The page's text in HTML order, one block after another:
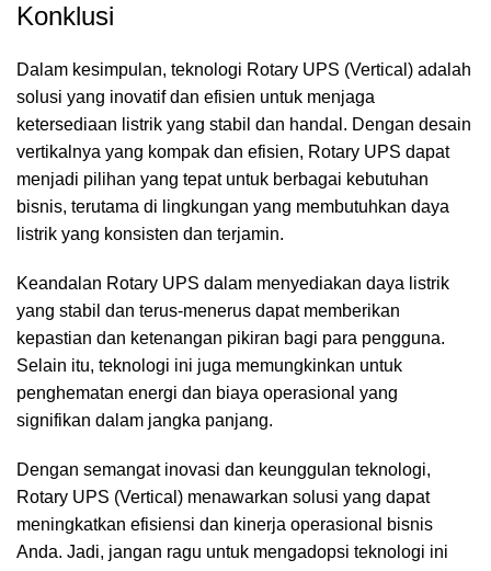
Konklusi
Dalam kesimpulan, teknologi Rotary UPS (Vertical) adalah
solusi yang inovatif dan efisien untuk menjaga
ketersediaan listrik yang stabil dan handal. Dengan desain
vertikalnya yang kompak dan efisien, Rotary UPS dapat
menjadi pilihan yang tepat untuk berbagai kebutuhan
bisnis, terutama di lingkungan yang membutuhkan daya
listrik yang konsisten dan terjamin.
Keandalan Rotary UPS dalam menyediakan daya listrik
yang stabil dan terus-menerus dapat memberikan
kepastian dan ketenangan pikiran bagi para pengguna.
Selain itu, teknologi ini juga memungkinkan untuk
penghematan energi dan biaya operasional yang
signifikan dalam jangka panjang.
Dengan semangat inovasi dan keunggulan teknologi,
Rotary UPS (Vertical) menawarkan solusi yang dapat
meningkatkan efisiensi dan kinerja operasional bisnis
Anda. Jadi, jangan ragu untuk mengadopsi teknologi ini